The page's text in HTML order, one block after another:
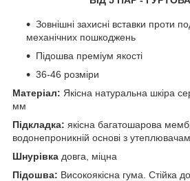
Зовнішні захисні вставки проти
механічних пошкоджень
Підошва преміум якості
36-46 розміри
Матеріал: Якісна натуральна шкіра
мм
Підкладка: якісна багатошарова
водонепроникній основі з
Шнурівка довга, міцна
Підошва: Високоякісна гума. Стійка